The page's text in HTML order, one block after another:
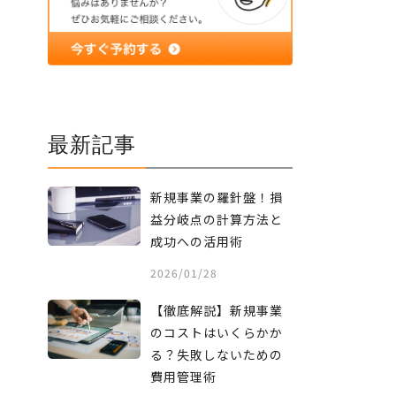
最新記事
新規事業の羅針盤！損
益分岐点の計算方法と
成功への活用術
2026/01/28
【徹底解説】新規事業
のコストはいくらかか
る？失敗しないための
費用管理術